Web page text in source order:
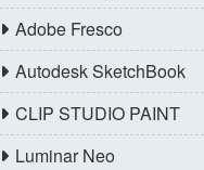
Adobe Fresco
Autodesk SketchBook
CLIP STUDIO PAINT
Luminar Neo